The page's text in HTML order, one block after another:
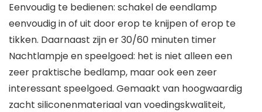
Eenvoudig te bedienen: schakel de eendlamp
eenvoudig in of uit door erop te knijpen of erop te
tikken. Daarnaast zijn er 30/60 minuten timer
Nachtlampje en speelgoed: het is niet alleen een
zeer praktische bedlamp, maar ook een zeer
interessant speelgoed. Gemaakt van hoogwaardig
zacht siliconenmateriaal van voedingskwaliteit,